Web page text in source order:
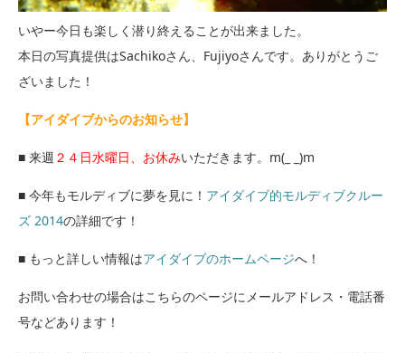
いやー今日も楽しく潜り終えることが出来ました。
本日の写真提供はSachikoさん、Fujiyoさんです。ありがとうご
ざいました！
【アイダイブからのお知らせ】
■ 来週 ２４日水曜日、お休みいただきます。m(_ _)m
■ 今年もモルディブに夢を見に！ アイダイブ的モルディブクルー
ズ 2014の詳細です！
■ もっと詳しい情報はアイダイブのホームページへ！
お問い合わせの場合はこちらのページにメールアドレス・電話番
号などあります！